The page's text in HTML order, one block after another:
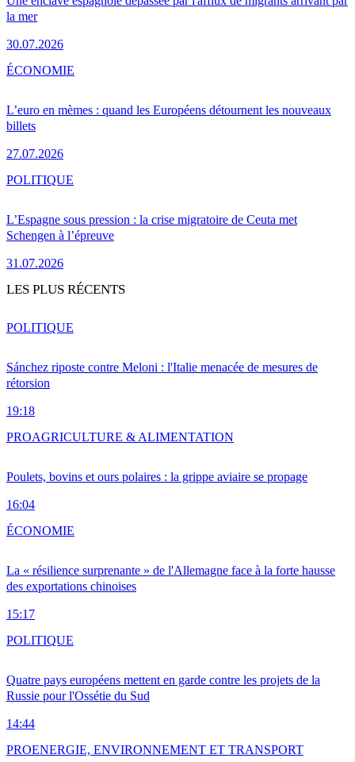
la mer
30.07.2026
L’euro en mèmes : quand les Européens détournent les nouveaux
billets
27.07.2026
ÉCONOMIE
L’Espagne sous pression : la crise migratoire de Ceuta met
Schengen à l’épreuve
31.07.2026
POLITIQUE
LES PLUS RÉCENTS
Sánchez riposte contre Meloni : l'Italie menacée de mesures de
rétorsion
19:18
POLITIQUE
Poulets, bovins et ours polaires : la grippe aviaire se propage
16:04
PROAGRICULTURE & ALIMENTATION
La « résilience surprenante » de l'Allemagne face à la forte hausse
des exportations chinoises
15:17
ÉCONOMIE
Quatre pays européens mettent en garde contre les projets de la
Russie pour l'Ossétie du Sud
14:44
POLITIQUE
PROENERGIE, ENVIRONNEMENT ET TRANSPORT